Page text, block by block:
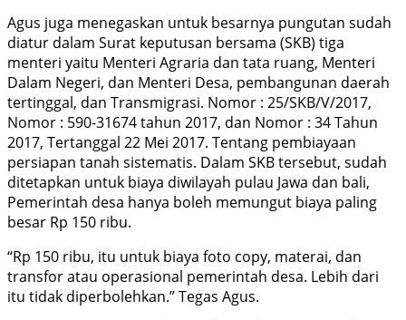
Agus juga menegaskan untuk besarnya pungutan sudah
diatur dalam Surat keputusan bersama (SKB) tiga
menteri yaitu Menteri Agraria dan tata ruang, Menteri
Dalam Negeri, dan Menteri Desa, pembangunan daerah
tertinggal, dan Transmigrasi. Nomor : 25/SKB/V/2017,
Nomor : 590-31674 tahun 2017, dan Nomor : 34 Tahun
2017, Tertanggal 22 Mei 2017. Tentang pembiayaan
persiapan tanah sistematis. Dalam SKB tersebut, sudah
ditetapkan untuk biaya diwilayah pulau Jawa dan bali,
Pemerintah desa hanya boleh memungut biaya paling
besar Rp 150 ribu.
“Rp 150 ribu, itu untuk biaya foto copy, materai, dan
transfor atau operasional pemerintah desa. Lebih dari
itu tidak diperbolehkan.” Tegas Agus.